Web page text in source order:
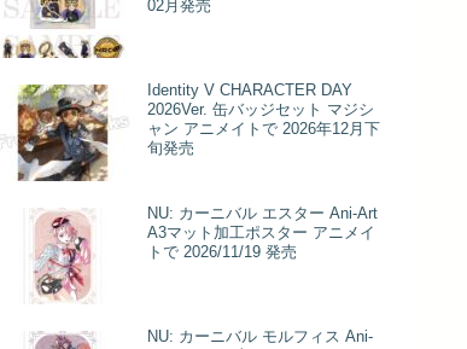
02月発売
Identity V CHARACTER DAY
2026Ver. 缶バッジセット マジシ
ャン アニメイトで 2026年12月下
旬発売
NU: カーニバル エスター Ani-Art
A3マット加工ポスター アニメイ
トで 2026/11/19 発売
NU: カーニバル モルフィス Ani-